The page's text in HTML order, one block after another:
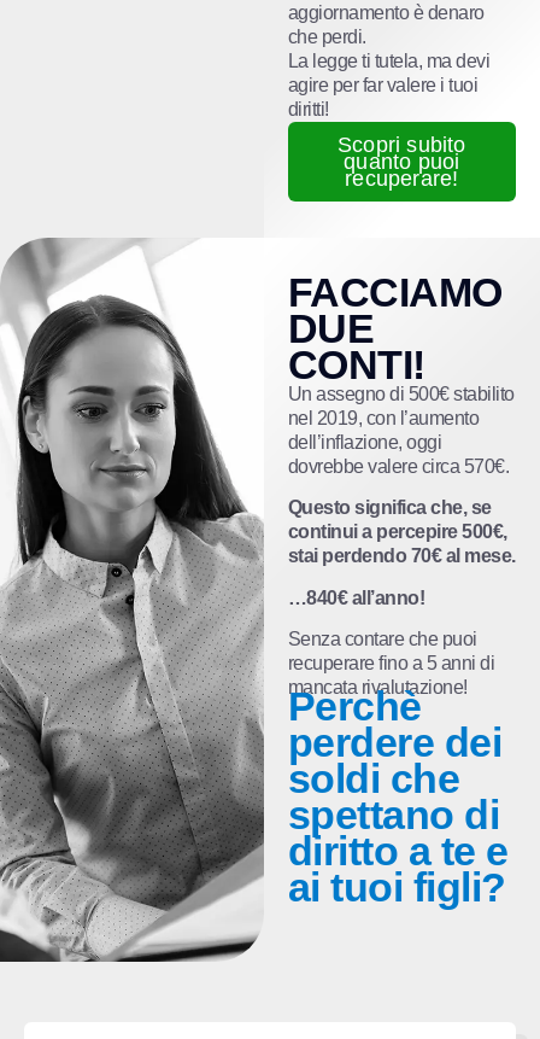
aggiornamento è denaro
che perdi.
La legge ti tutela, ma devi
agire per far valere i tuoi
diritti!
Scopri subito
quanto puoi
recuperare!
FACCIAMO
DUE
CONTI!
Un assegno di 500€ stabilito
nel 2019, con l’aumento
dell’inflazione, oggi
dovrebbe valere circa 570€.
Questo significa che, se
continui a percepire 500€,
stai perdendo 70€ al mese.
…840€ all’anno!
Senza contare che puoi
recuperare fino a 5 anni di
mancata rivalutazione!
Perchè
perdere dei
soldi che
spettano di
diritto a te e
ai tuoi figli?